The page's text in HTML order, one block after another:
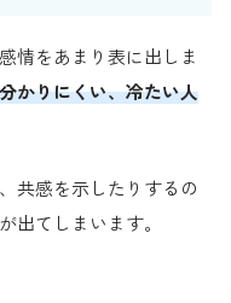
情をあまり表に出しま
かりにくい、冷たい人
共感を示したりするの
出てしまいます。